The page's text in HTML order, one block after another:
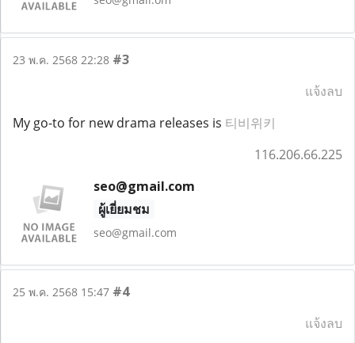
23 พ.ค. 2568 22:28 #3
แจ้งลบ
My go-to for new drama releases is 티비위키
116.206.66.225
seo@gmail.com
ผู้เยี่ยมชม
seo@gmail.com
25 พ.ค. 2568 15:47 #4
แจ้งลบ